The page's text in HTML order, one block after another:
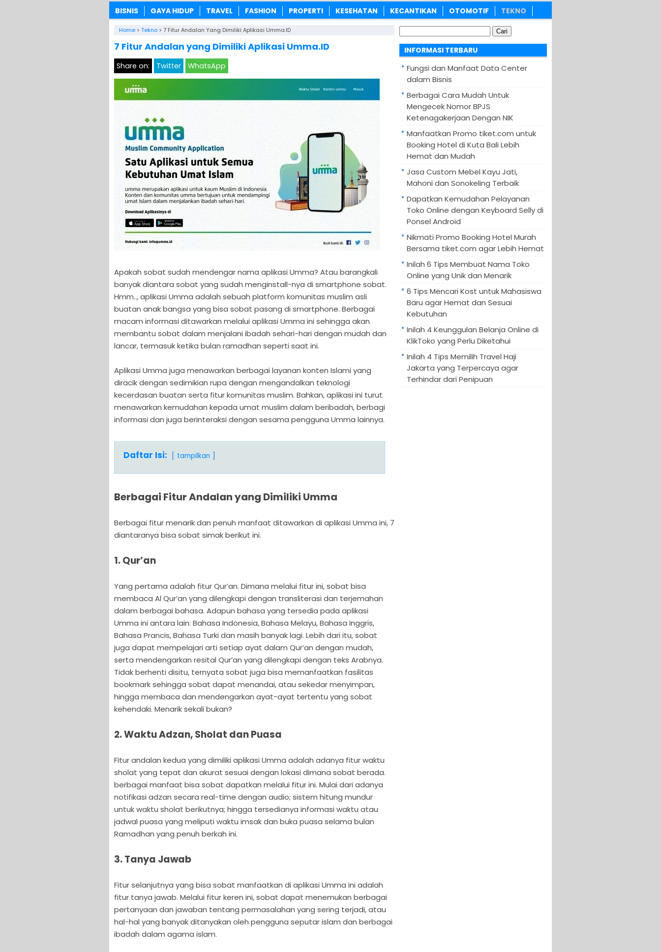
BISNIS GAYA HIDUP TRAVEL FASHION PROPERTI KESEHATAN KECANTIKAN OTOMOTIF TEKNO
Home > Tekno > 7 Fitur Andalan Yang Dimiliki Aplikasi Umma.ID
7 Fitur Andalan yang Dimiliki Aplikasi Umma.ID
Share on: Twitter WhatsApp
Apakah sobat sudah mendengar nama aplikasi Umma? Atau barangkali
banyak diantara sobat yang sudah menginstall-nya di smartphone sobat.
Hmm.., aplikasi Umma adalah sebuah platform komunitas muslim asli
buatan anak bangsa yang bisa sobat pasang di smartphone. Berbagai
macam informasi ditawarkan melalui aplikasi Umma ini sehingga akan
membantu sobat dalam menjalani ibadah sehari-hari dengan mudah dan
lancar, termasuk ketika bulan ramadhan seperti saat ini.
Aplikasi Umma juga menawarkan berbagai layanan konten Islami yang
diracik dengan sedimikian rupa dengan mengandalkan teknologi
kecerdasan buatan serta fitur komunitas muslim. Bahkan, aplikasi ini turut
menawarkan kemudahan kepada umat muslim dalam beribadah, berbagi
informasi dan juga berinteraksi dengan sesama pengguna Umma lainnya.
Daftar Isi: tampilkan
Berbagai Fitur Andalan yang Dimiliki Umma
Berbagai fitur menarik dan penuh manfaat ditawarkan di aplikasi Umma ini, 7
diantaranya bisa sobat simak berikut ini.
1. Qur’an
Yang pertama adalah fitur Qur’an. Dimana melalui fitur ini, sobat bisa
membaca Al Qur’an yang dilengkapi dengan transliterasi dan terjemahan
dalam berbagai bahasa. Adapun bahasa yang tersedia pada aplikasi
Umma ini antara lain: Bahasa Indonesia, Bahasa Melayu, Bahasa Inggris,
Bahasa Prancis, Bahasa Turki dan masih banyak lagi. Lebih dari itu, sobat
juga dapat mempelajari arti setiap ayat dalam Qur’an dengan mudah,
serta mendengarkan resital Qur’an yang dilengkapi dengan teks Arabnya.
Tidak berhenti disitu, ternyata sobat juga bisa memanfaatkan fasilitas
bookmark sehingga sobat dapat menandai, atau sekedar menyimpan,
hingga membaca dan mendengarkan ayat-ayat tertentu yang sobat
kehendaki. Menarik sekali bukan?
2. Waktu Adzan, Sholat dan Puasa
Fitur andalan kedua yang dimiliki aplikasi Umma adalah adanya fitur waktu
sholat yang tepat dan akurat sesuai dengan lokasi dimana sobat berada.
berbagai manfaat bisa sobat dapatkan melalui fitur ini. Mulai dari adanya
notifikasi adzan secara real-time dengan audio; sistem hitung mundur
untuk waktu sholat berikutnya; hingga tersedianya informasi waktu atau
jadwal puasa yang meliputi waktu imsak dan buka puasa selama bulan
Ramadhan yang penuh berkah ini.
3. Tanya Jawab
Fitur selanjutnya yang bisa sobat manfaatkan di aplikasi Umma ini adalah
fitur tanya jawab. Melalui fitur keren ini, sobat dapat menemukan berbagai
pertanyaan dan jawaban tentang permasalahan yang sering terjadi, atau
hal-hal yang banyak ditanyakan oleh pengguna seputar islam dan berbagai
ibadah dalam agama islam.
untuk:
INFORMASI TERBARU
Fungsi dan Manfaat Data Center
dalam Bisnis
Berbagai Cara Mudah Untuk
Mengecek Nomor BPJS
Ketenagakerjaan Dengan NIK
Manfaatkan Promo tiket.com untuk
Booking Hotel di Kuta Bali Lebih
Hemat dan Mudah
Jasa Custom Mebel Kayu Jati,
Mahoni dan Sonokeling Terbaik
Dapatkan Kemudahan Pelayanan
Toko Online dengan Keyboard Selly di
Ponsel Android
Nikmati Promo Booking Hotel Murah
Bersama tiket.com agar Lebih Hemat
Inilah 6 Tips Membuat Nama Toko
Online yang Unik dan Menarik
6 Tips Mencari Kost untuk Mahasiswa
Baru agar Hemat dan Sesuai
Kebutuhan
Inilah 4 Keunggulan Belanja Online di
KlikToko yang Perlu Diketahui
Inilah 4 Tips Memilih Travel Haji
Jakarta yang Terpercaya agar
Terhindar dari Penipuan